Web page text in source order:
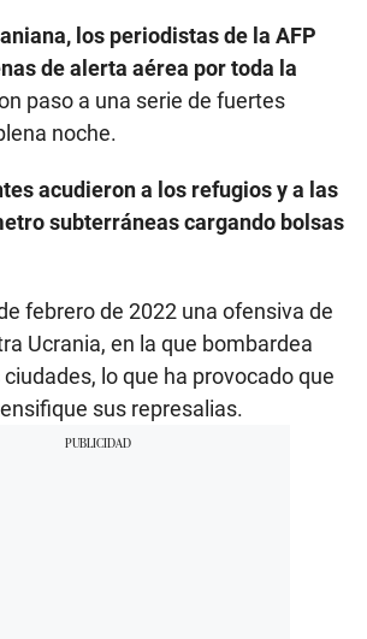
los periodistas de la AFP
de alerta aérea por toda la
paso a una serie de fuertes
noche.
acudieron a los refugios y a las
subterráneas cargando bolsas
febrero de 2022 una ofensiva de
Ucrania, en la que bombardea
lo que ha provocado que
sus represalias.